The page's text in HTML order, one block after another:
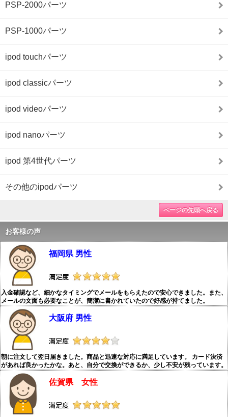
PSP-2000パーツ
PSP-1000パーツ
ipod touchパーツ
ipod classicパーツ
ipod videoパーツ
ipod nanoパーツ
ipod 第4世代パーツ
その他のipodパーツ
ページの先頭へ戻る
お客様の声
福岡県 男性
入金確認など、細かなタイミングでメールをもらえたので安心できました。また、
メールの文面も必要なことが、簡潔に書かれていたので好感が持てました。
大阪府 男性
朝に注文して翌日届きました。商品と迅速な対応に満足しています。 カード決済
があれば良かったかな。あと、自分で交換ができるか、少し不安が残っています。
佐賀県 女性